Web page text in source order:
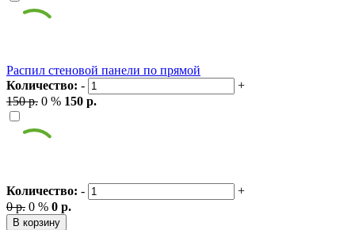
Распил стеновой панели по прямой
Количество: -
+
150 р. 0 % 150 р.
Количество: -
+
0 р. 0 % 0 р.
В корзину